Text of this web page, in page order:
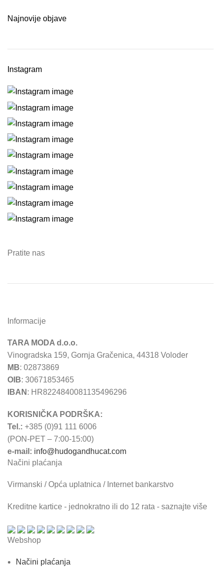
Najnovije objave
Instagram
Pratite nas
Informacije
TARA MODA d.o.o.
Vinogradska 159, Gornja Gračenica, 44318 Voloder
MB: 02873869
OIB: 30671853465
IBAN : HR8224840081135496296
KORISNIČKA PODRŠKA:
Tel.: +385 (0)91 111 6006
(PON-PET – 7:00-15:00)
e-mail: info@hudogandhucat.com
Načini plaćanja
Virmanski / Opća uplatnica / Internet bankarstvo
Kreditne kartice - jednokratno ili do 12 rata - saznajte više
Webshop
Načini plaćanja